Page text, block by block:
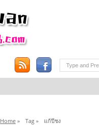
Home» Tag » แก้ปีชง